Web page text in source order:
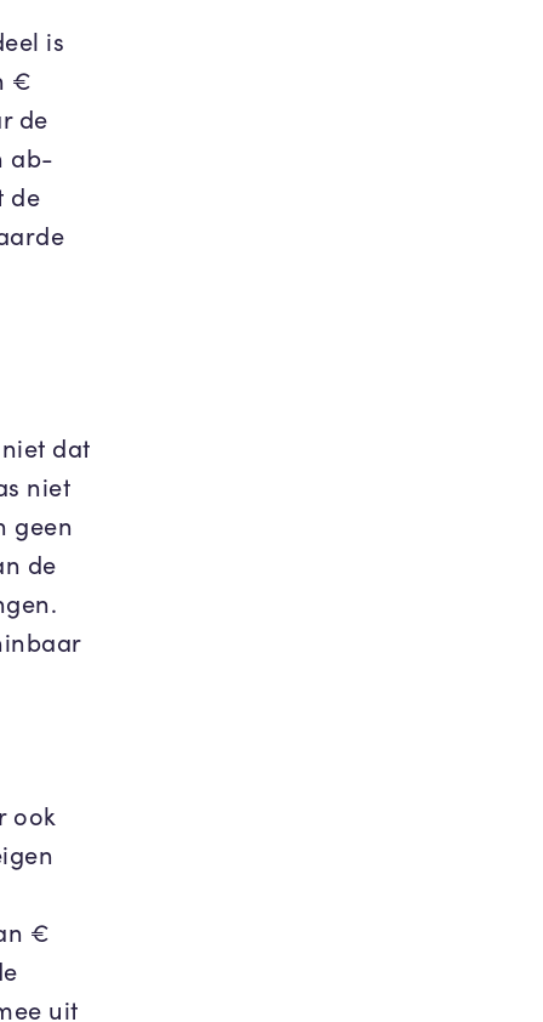
is
€
de
ab-
de
dat
niet
geen
de
ook
€
uit